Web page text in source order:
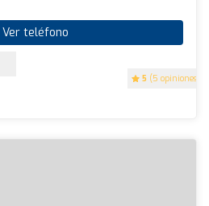
5 (5 opiniones)
Ver teléfono